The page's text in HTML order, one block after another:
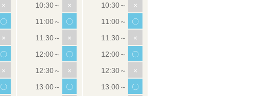
×
〇
×
〇
×
〇
×
〇
×
〇
×
〇
×
〇
×
〇
×
〇